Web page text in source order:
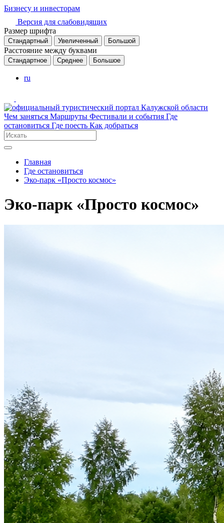
Бизнесу и инвесторам
Версия для слабовидящих
Размер шрифта
Стандартный Увеличенный Большой
Расстояние между буквами
Стандартное Среднее Большое
ru
Чем заняться Маршруты Фестивали и события Где
остановиться Где поесть Как добраться
Главная
Где остановиться
Эко-парк «Просто космос»
Эко-парк «Просто космос»